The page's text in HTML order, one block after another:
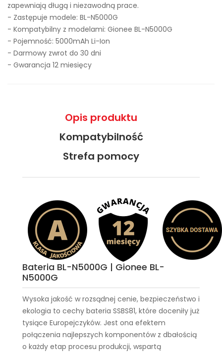
zapewniają długą i niezawodną prace.
- Zastępuje modele: BL-N5000G
- Kompatybilny z modelami: Gionee BL-N5000G
- Pojemność: 5000mAh Li-Ion
- Darmowy zwrot do 30 dni
- Gwarancja 12 miesięcy
Opis produktu
Kompatybilność
Strefa pomocy
Bateria BL-N5000G | Gionee BL-
N5000G
Wysoka jakość w rozsądnej cenie, bezpieczeństwo i
ekologia to cechy bateria SSBS81, które doceniły już
tysiące Europejczyków. Jest ona efektem
połączenia najlepszych komponentów z dbałością
o każdy etap procesu produkcji, wspartą